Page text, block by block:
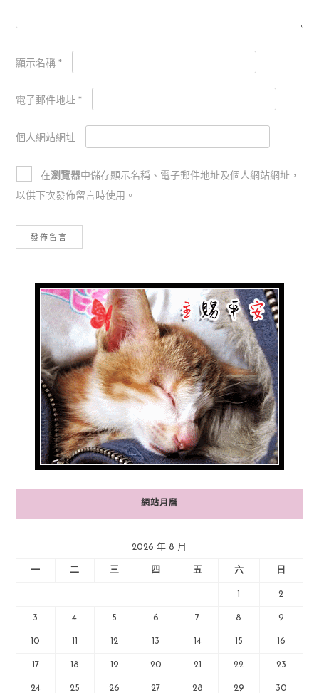
顯示名稱 *
電子郵件地址 *
個人網站網址
在瀏覽器中儲存顯示名稱、電子郵件地址及個人網站網址，
以供下次發佈留言時使用。
網站月曆
2026 年 8 月
一 二 三 四 五 六 日
1 2
3 4 5 6 7 8 9
10 11 12 13 14 15 16
17 18 19 20 21 22 23
24 25 26 27 28 29 30